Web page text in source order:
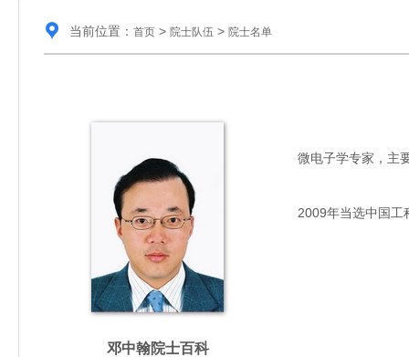
当前位置： 首页> 院士队伍 > 院士名单
邓中翰院士百科
微电子学专家，主要
2009年当选中国工